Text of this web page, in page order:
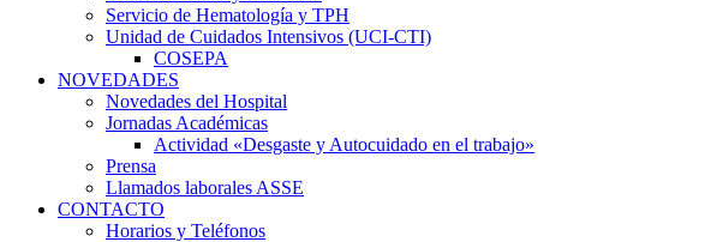
Servicio de Hematología y TPH
Unidad de Cuidados Intensivos (UCI-CTI)
COSEPA
NOVEDADES
Novedades del Hospital
Jornadas Académicas
Actividad «Desgaste y Autocuidado en el trabajo»
Prensa
Llamados laborales ASSE
CONTACTO
Horarios y Teléfonos